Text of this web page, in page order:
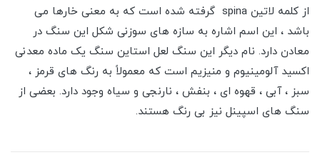
از کلمه لاتین spina گرفته شده است که به معنی خارها می
باشد ، این اسم اشاره به سازه های سوزنی شکل این سنگ در
معادن دارد. نام دیگر این سنگ لعل استاین سنگ یک ماده معدنی
اکسید آلومینیوم و منیزیم است که معمولاً به رنگ های قرمز ،
سبز ، آبی ، قهوه ای ، بنفش ، نارنجی و سیاه وجود دارد. بعضی از
سنگ های اسپینل نیز بی رنگ هستند.